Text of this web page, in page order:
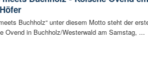
Buchholz“ unter diesem Motto steht der
Ovend in Buchholz/Westerwald am Samstag, ...